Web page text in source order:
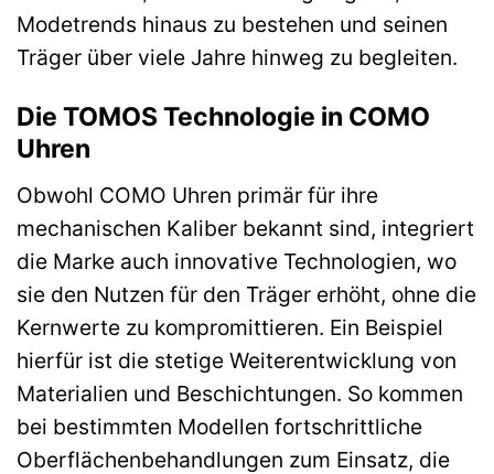
Modetrends hinaus zu bestehen und seinen
Träger über viele Jahre hinweg zu begleiten.
Die TOMOS Technologie in COMO
Uhren
Obwohl COMO Uhren primär für ihre
mechanischen Kaliber bekannt sind, integriert
die Marke auch innovative Technologien, wo
sie den Nutzen für den Träger erhöht, ohne die
Kernwerte zu kompromittieren. Ein Beispiel
hierfür ist die stetige Weiterentwicklung von
Materialien und Beschichtungen. So kommen
bei bestimmten Modellen fortschrittliche
Oberflächenbehandlungen zum Einsatz, die